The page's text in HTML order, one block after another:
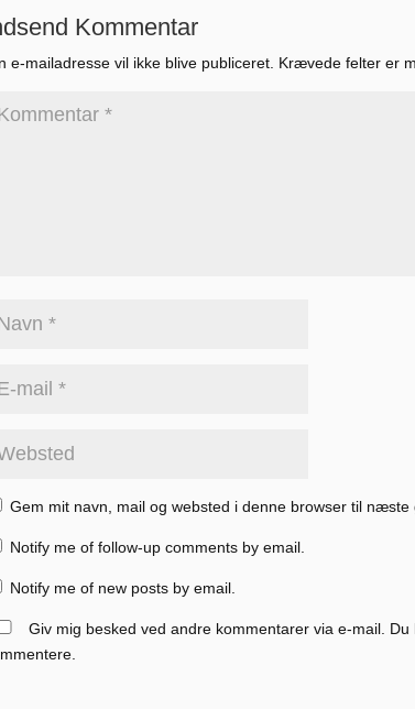
Kommentar
e-mailadresse vil ikke blive publiceret. Krævede felter er
Gem mit navn, mail og websted i denne browser til næste
Notify me of follow-up comments by email.
Notify me of new posts by email.
Giv mig besked ved andre kommentarer via e-mail. Du